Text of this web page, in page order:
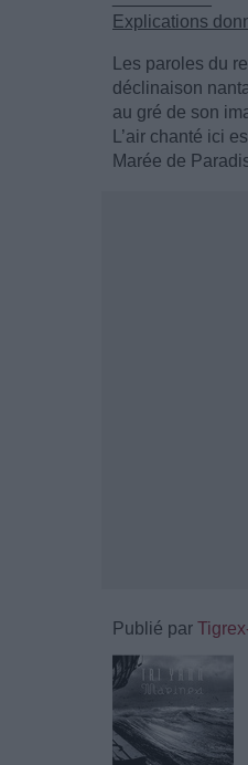
Explications
Les paroles du
déclinaison
au gré de son
L’air chanté ici
Marée de
Publié par